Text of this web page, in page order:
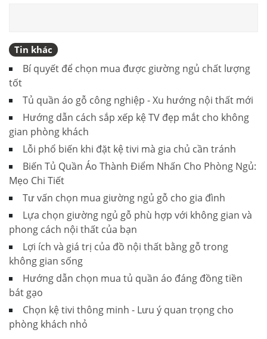
Tin khác
Bí quyết để chọn mua được giường ngủ chất lượng
tốt
Tủ quần áo gỗ công nghiệp - Xu hướng nội thất mới
Hướng dẫn cách sắp xếp kệ TV đẹp mắt cho không
gian phòng khách
Lỗi phổ biến khi đặt kệ tivi mà gia chủ cần tránh
Biến Tủ Quần Áo Thành Điểm Nhấn Cho Phòng Ngủ:
Mẹo Chi Tiết
Tư vấn chọn mua giường ngủ gỗ cho gia đình
Lựa chọn giường ngủ gỗ phù hợp với không gian và
phong cách nội thất của bạn
Lợi ích và giá trị của đồ nội thất bằng gỗ trong
không gian sống
Hướng dẫn chọn mua tủ quần áo đáng đồng tiền
bát gạo
Chọn kệ tivi thông minh - Lưu ý quan trọng cho
phòng khách nhỏ